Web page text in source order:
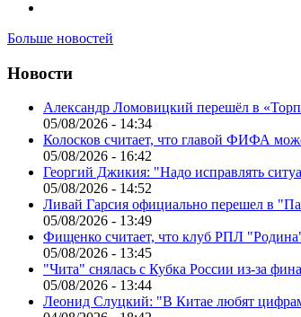
Больше новостей
Новости
Александр Ломовицкий перешёл в
05/08/2026 - 14:34
Колосков считает, что главой ФИФА
05/08/2026 - 16:42
Георгий Джикия: "Надо исправлять
05/08/2026 - 14:52
Ливай Гарсия официально перешел в
05/08/2026 - 13:49
Фищенко считает, что клуб РПЛ
05/08/2026 - 13:45
"Чита" снялась с Кубка России из-за
05/08/2026 - 13:44
Леонид Слуцкий: "В Китае любят